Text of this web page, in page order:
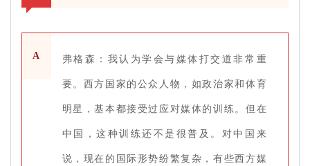
A 弗格森：我认为学会与媒体打交道非常重
要。西方国家的公众人物，如政治家和体育
明星，基本都接受过应对媒体的训练。但在
中国，这种训练还不是很普及。对中国来
说，现在的国际形势纷繁复杂，有些西方媒